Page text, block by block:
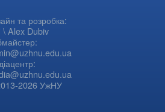
та розробка:
\ Alex Dubiv
2026 УжНУ